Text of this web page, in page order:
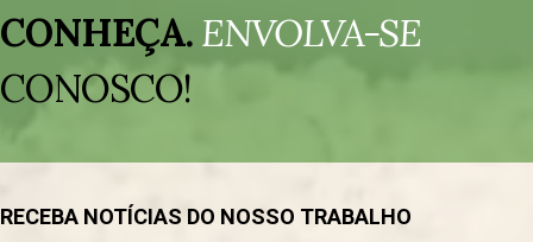
de
vídeo
CONHEÇA.ENVOLVA-SE
CONOSCO!
RECEBA NOTÍCIAS DO NOSSO TRABALHO